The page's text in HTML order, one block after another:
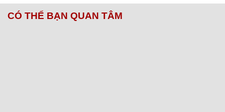
CÓ THỂ BẠN QUAN TÂM